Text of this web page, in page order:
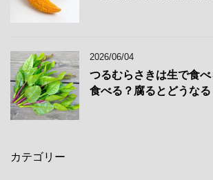
2026/06/04
つるむらさきは生で食
食べる？腐るとどうな
カテゴリー